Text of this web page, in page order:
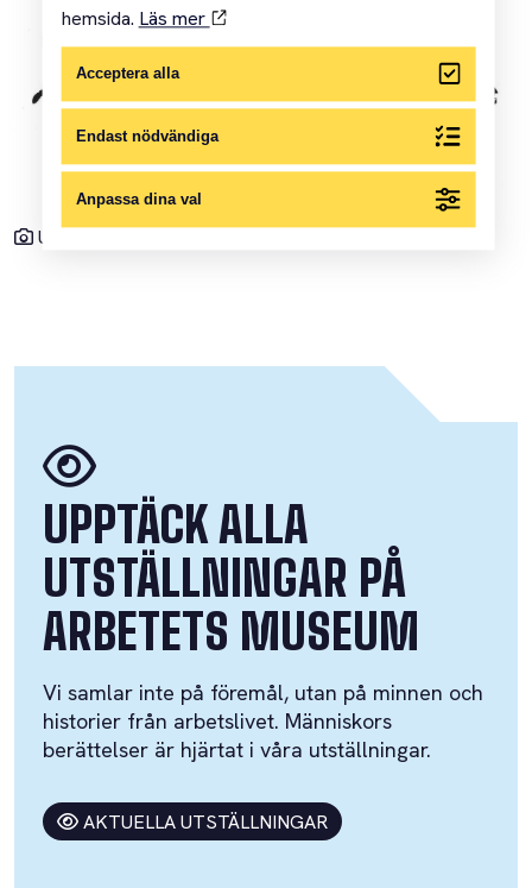
Ulf Lundkvist
UPPTÄCK ALLA
UTSTÄLLNINGAR PÅ
ARBETETS MUSEUM
Vi samlar inte på föremål, utan på minnen och
historier från arbetslivet. Människors
berättelser är hjärtat i våra utställningar.
AKTUELLA UTSTÄLLNINGAR
hemsida. Läs mer
Acceptera alla
Endast nödvändiga
Anpassa dina val